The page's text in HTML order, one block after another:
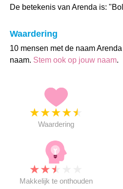
De betekenis van Arenda is:
Waardering
10 mensen met de naam
naam. Stem ook op jouw naam.
★★★★★
Waardering
★★★
Makkelijk te onthouden